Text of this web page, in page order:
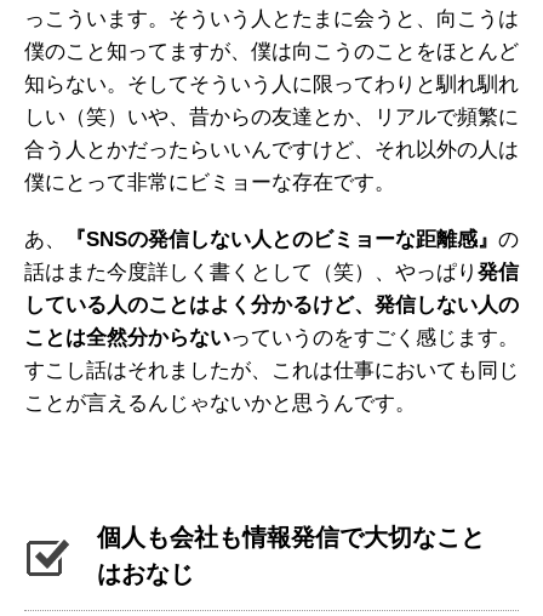
っこういます。そういう人とたまに会うと、向こうは
僕のこと知ってますが、僕は向こうのことをほとんど
知らない。そしてそういう人に限ってわりと馴れ馴れ
しい（笑）いや、昔からの友達とか、リアルで頻繁に
合う人とかだったらいいんですけど、それ以外の人は
僕にとって非常にビミョーな存在です。
あ、 『SNSの発信しない人とのビミョーな距離感』 の
話はまた今度詳しく書くとして（笑）、やっぱり 発信
している人のことはよく分かるけど、発信しない人の
ことは全然分からないっていうのをすごく感じます。
すこし話はそれましたが、これは仕事においても同じ
ことが言えるんじゃないかと思うんです。
個人も会社も情報発信で大切なこと
はおなじ